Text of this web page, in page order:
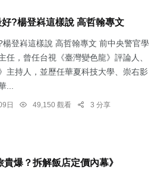
?楊登嵙這樣說 高哲翰專文
登嵙這樣說 高哲翰專文 前中央警官學
任，曾任台視《臺灣變色龍》評論人、
主持人，並歷任華夏科技大學、崇右影
...
日 49,150 觀看 3 分享
貴爆？拆解飯店定價內幕》